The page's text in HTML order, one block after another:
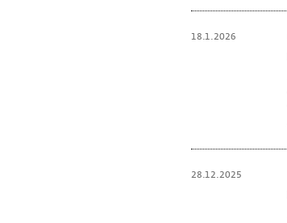
18.1.2026
28.12.2025